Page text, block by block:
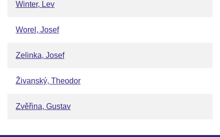
Winter, Lev
Worel, Josef
Zelinka, Josef
Živanský, Theodor
Zvěřina, Gustav